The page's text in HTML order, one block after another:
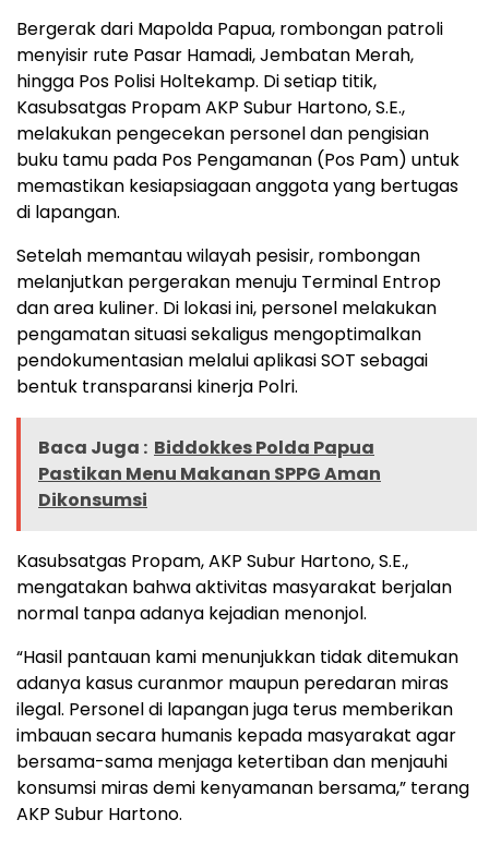
Bergerak dari Mapolda Papua, rombongan patroli
menyisir rute Pasar Hamadi, Jembatan Merah,
hingga Pos Polisi Holtekamp. Di setiap titik,
Kasubsatgas Propam AKP Subur Hartono, S.E.,
melakukan pengecekan personel dan pengisian
buku tamu pada Pos Pengamanan (Pos Pam) untuk
memastikan kesiapsiagaan anggota yang bertugas
di lapangan.
Setelah memantau wilayah pesisir, rombongan
melanjutkan pergerakan menuju Terminal Entrop
dan area kuliner. Di lokasi ini, personel melakukan
pengamatan situasi sekaligus mengoptimalkan
pendokumentasian melalui aplikasi SOT sebagai
bentuk transparansi kinerja Polri.
Baca Juga : Biddokkes Polda Papua
Pastikan Menu Makanan SPPG Aman
Dikonsumsi
Kasubsatgas Propam, AKP Subur Hartono, S.E.,
mengatakan bahwa aktivitas masyarakat berjalan
normal tanpa adanya kejadian menonjol.
“Hasil pantauan kami menunjukkan tidak ditemukan
adanya kasus curanmor maupun peredaran miras
ilegal. Personel di lapangan juga terus memberikan
imbauan secara humanis kepada masyarakat agar
bersama-sama menjaga ketertiban dan menjauhi
konsumsi miras demi kenyamanan bersama,” terang
AKP Subur Hartono.